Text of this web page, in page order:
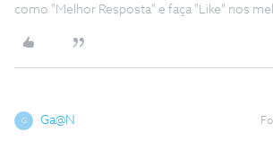
como "Melhor Resposta" e faça "Like" nos
G Ga@N